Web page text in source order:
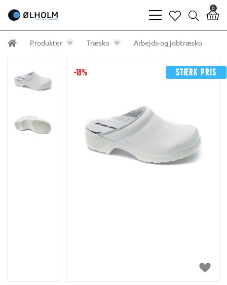
bars
light
heart
search
0
Produkter Træsko Arbejds-og jobtræsko
-18% Stærk pris